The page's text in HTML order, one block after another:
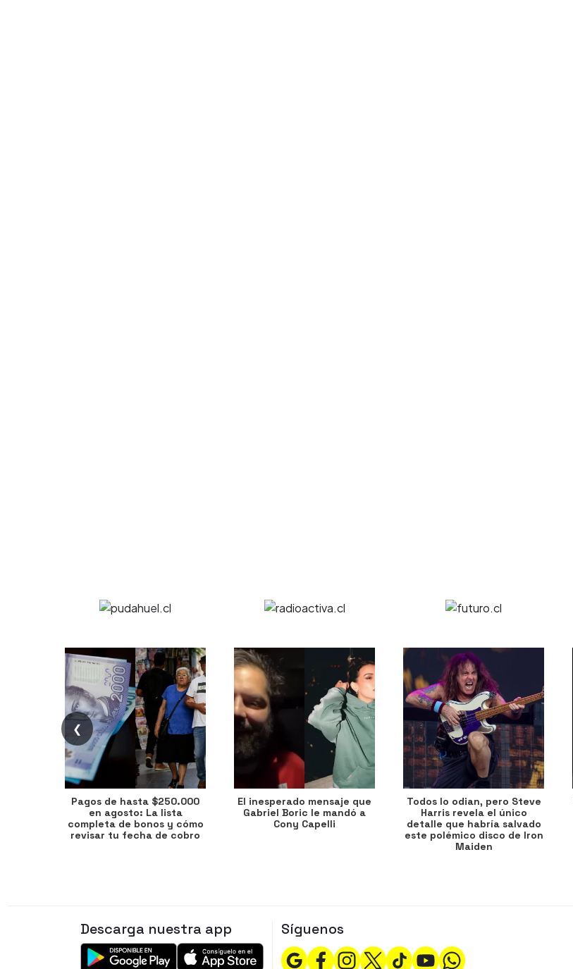
❮
Pagos de hasta $250.000
en agosto: La lista
completa de bonos y cómo
revisar tu fecha de cobro
El inesperado mensaje que
Gabriel Boric le mandó a
Cony Capelli
Todos lo odian, pero Steve
Harris revela el único
detalle que habría salvado
este polémico disco de Iron
Maiden
Descarga nuestra app Síguenos